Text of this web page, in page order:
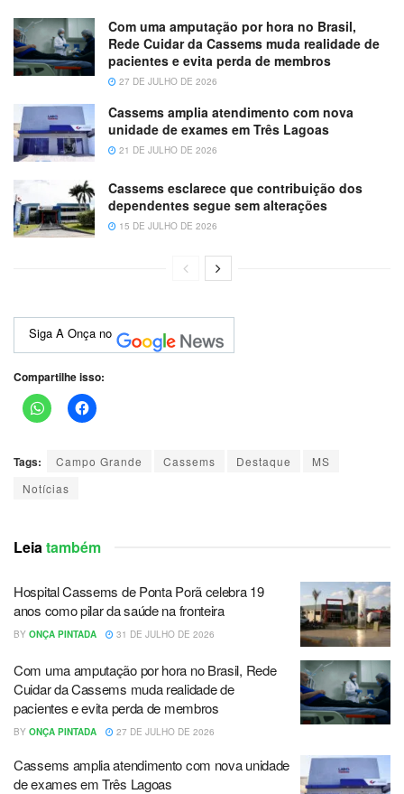
Com uma amputação por hora no Brasil,
Rede Cuidar da Cassems muda realidade de
pacientes e evita perda de membros
27 DE JULHO DE 2026
Cassems amplia atendimento com nova
unidade de exames em Três Lagoas
21 DE JULHO DE 2026
Cassems esclarece que contribuição dos
dependentes segue sem alterações
15 DE JULHO DE 2026
Siga A Onça no
Compartilhe isso:
Tags: Campo Grande Cassems Destaque
MS
Notícias
Leiatambém
Hospital Cassems de Ponta Porã celebra 19
anos como pilar da saúde na fronteira
BY ONÇA PINTADA 31 DE JULHO DE 2026
Com uma amputação por hora no Brasil, Rede
Cuidar da Cassems muda realidade de
pacientes e evita perda de membros
BY ONÇA PINTADA 27 DE JULHO DE 2026
Cassems amplia atendimento com nova unidade
de exames em Três Lagoas